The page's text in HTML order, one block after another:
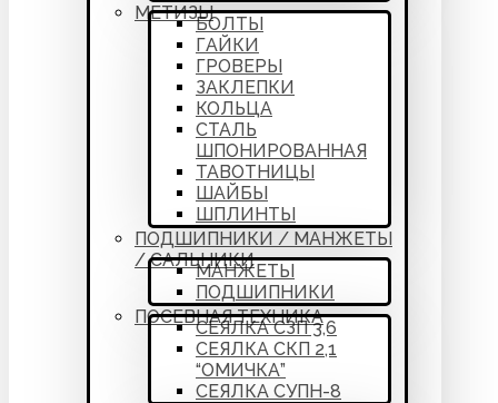
МЕТИЗЫ
БОЛТЫ
ГАЙКИ
ГРОВЕРЫ
ЗАКЛЕПКИ
КОЛЬЦА
СТАЛЬ
ШПОНИРОВАННАЯ
ТАВОТНИЦЫ
ШАЙБЫ
ШПЛИНТЫ
ПОДШИПНИКИ / МАНЖЕТЫ
/ САЛЬНИКИ
МАНЖЕТЫ
ПОДШИПНИКИ
ПОСЕВНАЯ ТЕХНИКА
СЕЯЛКА СЗП 3,6
СЕЯЛКА СКП 2,1
“ОМИЧКА”
СЕЯЛКА СУПН-8